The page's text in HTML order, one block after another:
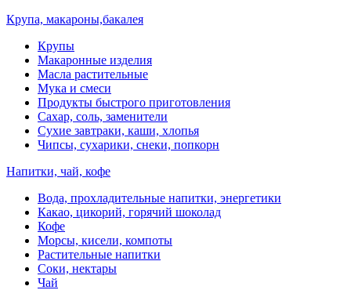
Крупа, макароны,бакалея
Крупы
Макаронные изделия
Масла растительные
Мука и смеси
Продукты быстрого приготовления
Сахар, соль, заменители
Сухие завтраки, каши, хлопья
Чипсы, сухарики, снеки, попкорн
Напитки, чай, кофе
Вода, прохладительные напитки, энергетики
Какао, цикорий, горячий шоколад
Кофе
Морсы, кисели, компоты
Растительные напитки
Соки, нектары
Чай